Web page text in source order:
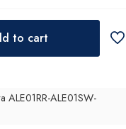
to cart
ALE01RR-ALE01SW-